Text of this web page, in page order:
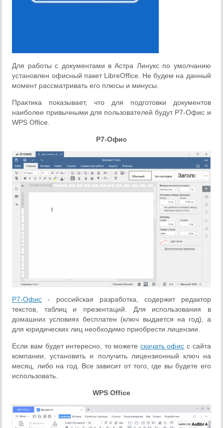
Для работы с документами в Астра Линукс по умолчанию
установлен офисный пакет LibreOffice. Не будем на данный
момент рассматривать его плюсы и минусы.
Практика показывает, что для подготовки документов
наиболее привычными для пользователей будут Р7-Офис и
WPS Office.
Р7-Офис
Р7-Офис - российская разработка, содержит редактор
текстов, таблиц и презентаций. Для использования в
домашних условиях бесплатен (ключ выдается на год), а
для юридических лиц необходимо приобрести лицензии.
Если вам будет интересно, то можете скачать офис с сайта
компании, установить и получить лицензионный ключ на
месяц, либо на год. Все зависит от того, где вы будете его
использовать.
WPS Office